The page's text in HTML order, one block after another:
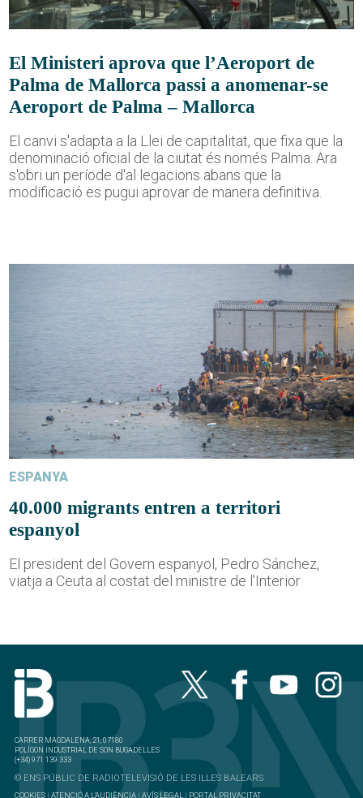
El Ministeri aprova que l’Aeroport de
Palma de Mallorca passi a anomenar-se
Aeroport de Palma – Mallorca
El canvi s'adapta a la Llei de capitalitat, que fixa que la
denominació oficial de la ciutat és només Palma. Ara
s'obri un període d'al·legacions abans que la
modificació es pugui aprovar de manera definitiva.
ESPANYA
40.000 migrants entren a territori
espanyol
El president del Govern espanyol, Pedro Sánchez,
viatja a Ceuta al costat del ministre de l'Interior
CARRER MAGDALENA, 21, 07180
POLÍGON INDUSTRIAL DE SON BUGADELLES
(+34) 971 139 333
© ENS PÚBLIC DE RADIOTELEVISIÓ DE LES ILLES BALEARS
COOKIES |ATENCIÓ A L'AUDIÈNCIA |AVÍS LEGAL | PORTAL PRIVACITAT